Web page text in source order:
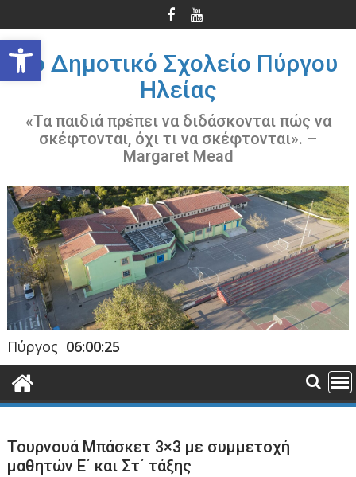
Ανοίξτε τη γραμμή εργαλείων
στο
περιεχόμενο
3ο Δημοτικό Σχολείο Πύργου
Ηλείας
«Τα παιδιά πρέπει να διδάσκονται πώς να
σκέφτονται, όχι τι να σκέφτονται». –
Margaret Mead
Πύργος 06:00:26
Τουρνουά Μπάσκετ 3×3 με συμμετοχή
μαθητών Ε΄ και Στ΄ τάξης